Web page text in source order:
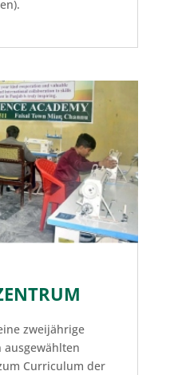
zweijährige
Curriculum der